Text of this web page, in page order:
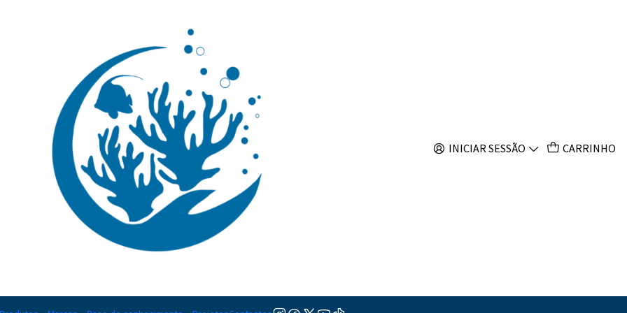
INICIAR SESSÃO CARRINHO
Labroides Dimidiatus
5.0 1 avaliação
TAMANHO
M
Quantidade